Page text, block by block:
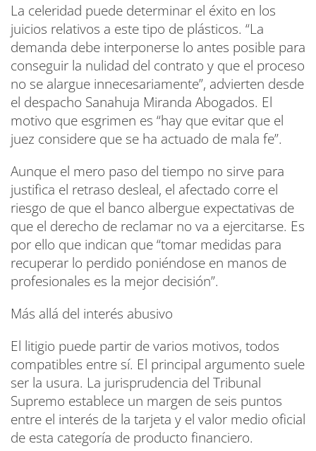
La celeridad puede determinar el éxito en los
juicios relativos a este tipo de plásticos. “La
demanda debe interponerse lo antes posible para
conseguir la nulidad del contrato y que el proceso
no se alargue innecesariamente”, advierten desde
el despacho Sanahuja Miranda Abogados. El
motivo que esgrimen es “hay que evitar que el
juez considere que se ha actuado de mala fe”.
Aunque el mero paso del tiempo no sirve para
justifica el retraso desleal, el afectado corre el
riesgo de que el banco albergue expectativas de
que el derecho de reclamar no va a ejercitarse. Es
por ello que indican que “tomar medidas para
recuperar lo perdido poniéndose en manos de
profesionales es la mejor decisión”.
Más allá del interés abusivo
El litigio puede partir de varios motivos, todos
compatibles entre sí. El principal argumento suele
ser la usura. La jurisprudencia del Tribunal
Supremo establece un margen de seis puntos
entre el interés de la tarjeta y el valor medio oficial
de esta categoría de producto financiero.